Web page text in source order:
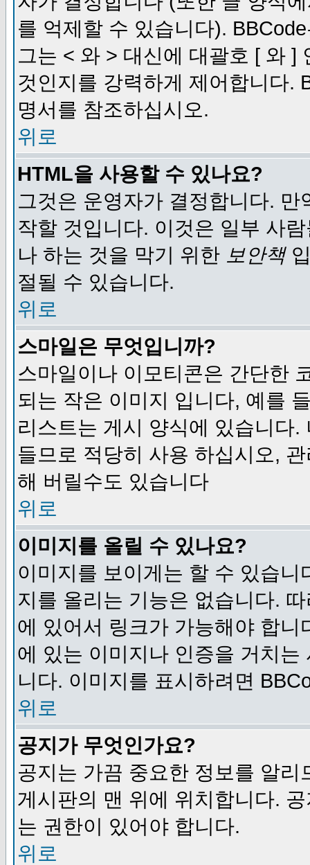
를 억제할 수 있습니다).
그는 < 와 > 대신에 대괄호 [ 와 ]
것인지를 강력하게 제어합니다.
명서를 참조하십시오.
위로
HTML을 사용할 수 있나요?
그것은 운영자가 결정합니다.
작할 것입니다. 이것은 일부 사
나 하는 것을 막기 위한 보안책
절될 수 있습니다.
위로
스마일은 무엇입니까?
스마일이나 이모티콘은 간단한
되는 작은 이미지 입니다, 예를
리스트는 게시 양식에 있습니다
들므로 적당히 사용 하십시오,
해 버릴수도 있습니다
위로
이미지를 올릴 수 있나요?
이미지를 보이게는 할 수 있습
지를 올리는 기능은 없습니다.
에 있어서 링크가 가능해야 합
에 있는 이미지나 인증을 거치
니다. 이미지를 표시하려면
위로
공지가 무엇인가요?
공지는 가끔 중요한 정보를 알
게시판의 맨 위에 위치합니다.
는 권한이 있어야 합니다.
위로